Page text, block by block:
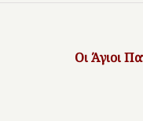
Οι Άγιοι